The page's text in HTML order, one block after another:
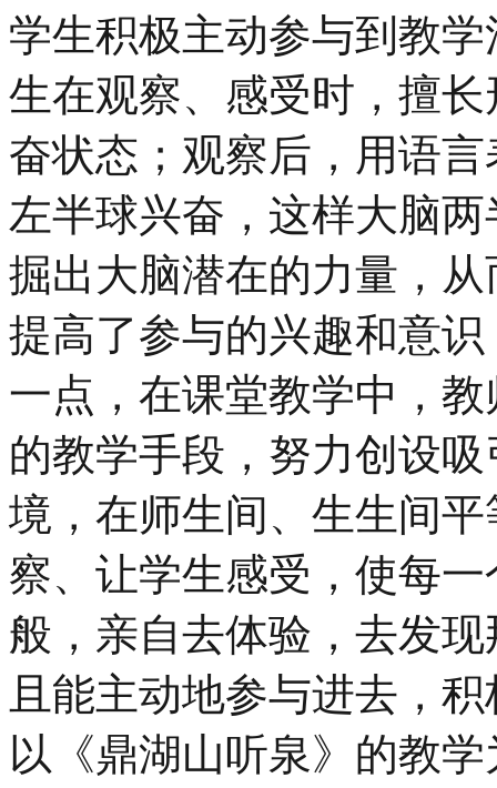
学生积极主动参与到教
生在观察、感受时，擅
奋状态；观察后，用语
左半球兴奋，这样大脑
掘出大脑潜在的力量，
提高了参与的兴趣和意
一点，在课堂教学中，
的教学手段，努力创设
境，在师生间、生生间
察、让学生感受，使每
般，亲自去体验，去发
且能主动地参与进去，
以《鼎湖山听泉》的教